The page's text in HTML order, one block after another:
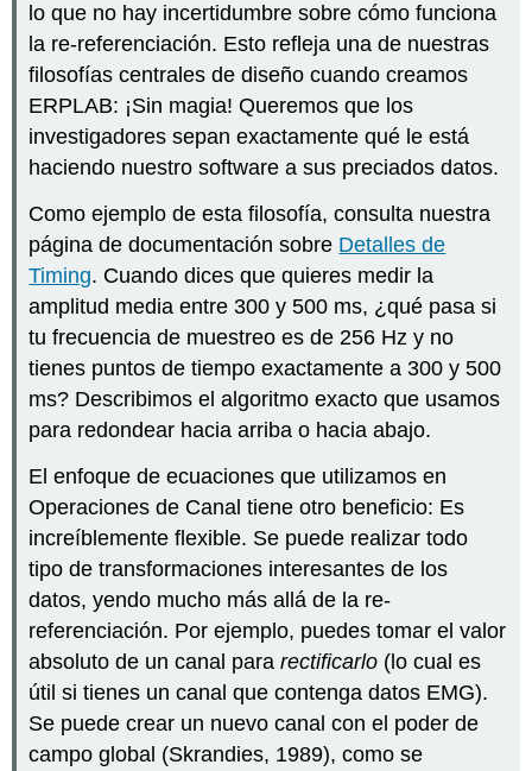
lo que no hay incertidumbre sobre cómo funciona
la re-referenciación. Esto refleja una de nuestras
filosofías centrales de diseño cuando creamos
ERPLAB: ¡Sin magia! Queremos que los
investigadores sepan exactamente qué le está
haciendo nuestro software a sus preciados datos.
Como ejemplo de esta filosofía, consulta nuestra
página de documentación sobre Detalles de
Timing. Cuando dices que quieres medir la
amplitud media entre 300 y 500 ms, ¿qué pasa si
tu frecuencia de muestreo es de 256 Hz y no
tienes puntos de tiempo exactamente a 300 y 500
ms? Describimos el algoritmo exacto que usamos
para redondear hacia arriba o hacia abajo.
El enfoque de ecuaciones que utilizamos en
Operaciones de Canal tiene otro beneficio: Es
increíblemente flexible. Se puede realizar todo
tipo de transformaciones interesantes de los
datos, yendo mucho más allá de la re-
referenciación. Por ejemplo, puedes tomar el valor
absoluto de un canal pararectificarlo (lo cual es
útil si tienes un canal que contenga datos EMG).
Se puede crear un nuevo canal con el poder de
campo global (Skrandies, 1989), como se